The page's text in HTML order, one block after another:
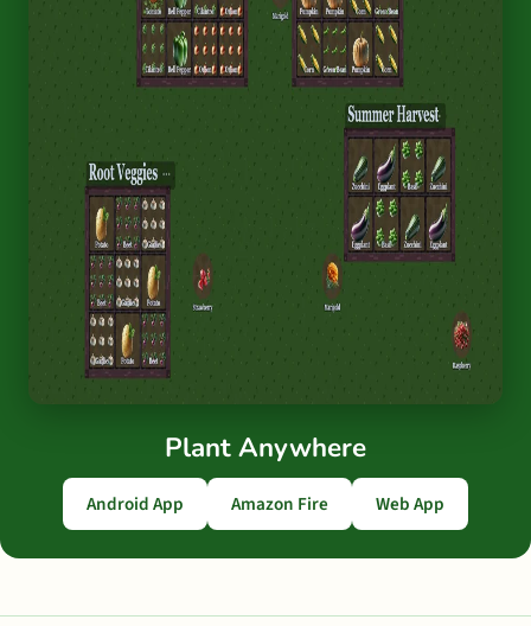
Plant Anywhere
Android App Amazon Fire Web App